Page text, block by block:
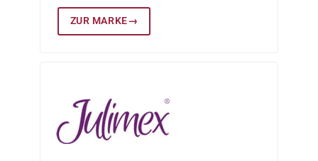
ZUR MARKE→